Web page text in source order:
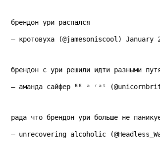
брендон ури распался
— кротовуха (@jamesoniscool) January
брендон с ури решили идти разными
— аманда сайфер ᴮᴱ ᵃ ʳᵃᵗ
рада что брендон ури больше не
— unrecovering alcoholic